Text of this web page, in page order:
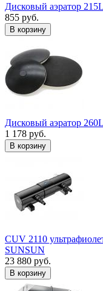
Дисковый аэратор
855 руб.
В корзину
Дисковый аэратор
1 178 руб.
В корзину
CUV 2110
SUNSUN
23 880 руб.
В корзину